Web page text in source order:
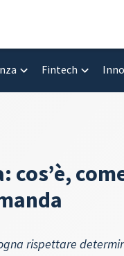
Fintech
rispettare